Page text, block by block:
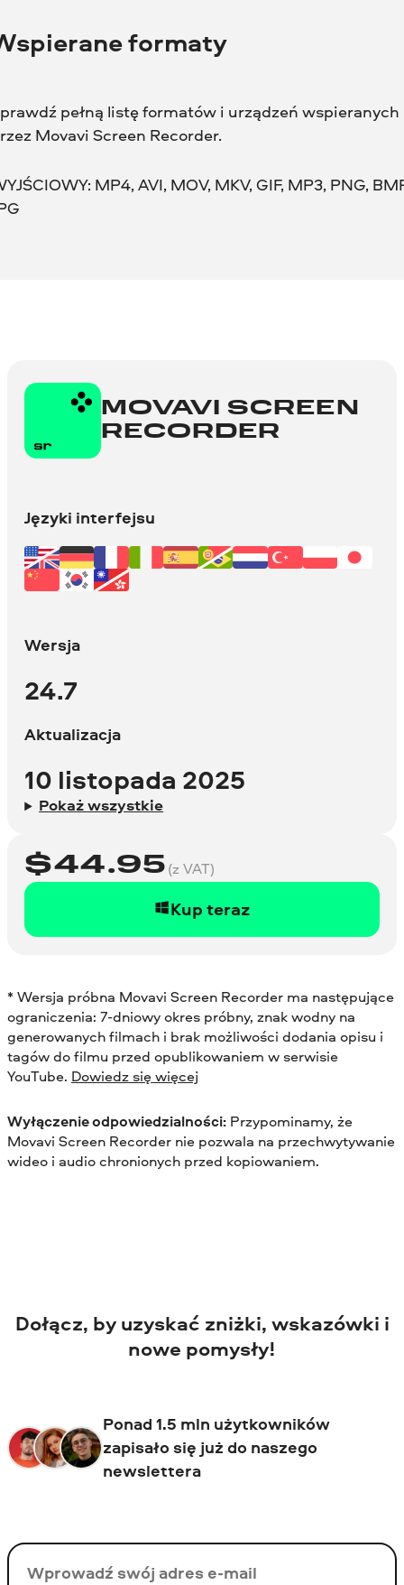
formaty
pełną listę formatów i urządzeń wspieranych
Movavi Screen Recorder.
MP4, AVI, MOV, MKV, GIF, MP3, PNG,
MOVAVI SCREEN
RECORDER
Języki interfejsu
Wersja
24.7
Aktualizacja
10 listopada 2025
Pokaż wszystkie
Kup teraz
$44.95(z VAT)
* Wersja próbna Movavi Screen Recorder ma następujące
ograniczenia: 7-dniowy okres próbny, znak wodny na
generowanych filmach i brak możliwości dodania opisu i
tagów do filmu przed opublikowaniem w serwisie
YouTube. Dowiedz się więcej
Wyłączenie odpowiedzialności: Przypominamy, że
Movavi Screen Recorder nie pozwala na przechwytywanie
wideo i audio chronionych przed kopiowaniem.
Dołącz, by uzyskać zniżki, wskazówki i
nowe pomysły!
Ponad 1.5 mln użytkowników
zapisało się już do naszego
newslettera
Twój email